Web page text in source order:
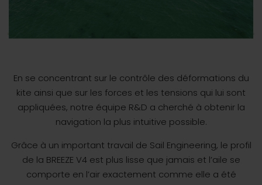
En se concentrant sur le contrôle des déformations du
kite ainsi que sur les forces et les tensions qui lui sont
appliquées, notre équipe R&D a cherché à obtenir la
navigation la plus intuitive possible.
Grâce à un important travail de Sail Engineering, le profil
de la BREEZE V4 est plus lisse que jamais et l’aile se
comporte en l’air exactement comme elle a été